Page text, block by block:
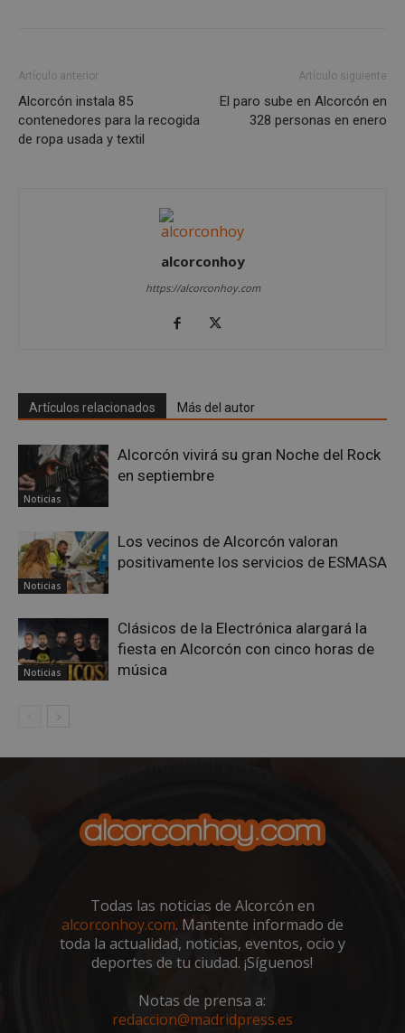
Artículo anterior
Alcorcón instala 85
contenedores para la recogida
de ropa usada y textil
Artículo siguiente
El paro sube en Alcorcón en
328 personas en enero
alcorconhoy
https://alcorconhoy.com
Artículos relacionados Más del autor
Noticias
Alcorcón vivirá su gran Noche del Rock
en septiembre
Noticias
Los vecinos de Alcorcón valoran
positivamente los servicios de ESMASA
Noticias
Clásicos de la Electrónica alargará la
fiesta en Alcorcón con cinco horas de
música
Todas las noticias de Alcorcón en
alcorconhoy.com. Mantente informado de
toda la actualidad, noticias, eventos, ocio y
deportes de tu ciudad. ¡Síguenos!
Notas de prensa a:
redaccion@madridpress.es
sp_landing
Spotify Inc.
.spotify.com
1 año
CookieScriptConsent
CookieScript